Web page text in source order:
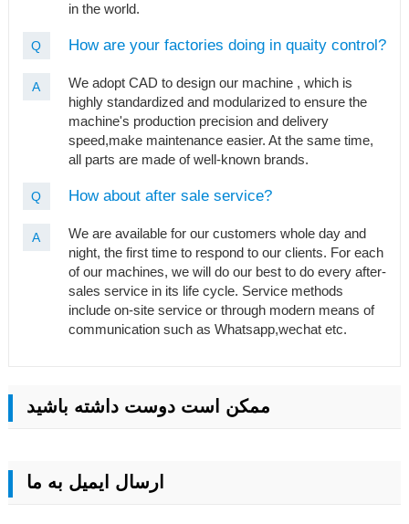
in the world.
Q How are your factories doing in quaity control?
A
We adopt CAD to design our machine , which is
highly standardized and modularized to ensure the
machine's production precision and delivery
speed,make maintenance easier. At the same time,
all parts are made of well-known brands.
Q How about after sale service?
A
We are available for our customers whole day and
night, the first time to respond to our clients. For each
of our machines, we will do our best to do every after-
sales service in its life cycle. Service methods
include on-site service or through modern means of
communication such as Whatsapp,wechat etc.
ممکن است دوست داشته باشید
ارسال ایمیل به ما